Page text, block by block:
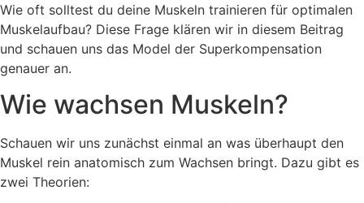
Wie oft solltest du deine Muskeln trainieren für optimalen
Muskelaufbau? Diese Frage klären wir in diesem Beitrag
und schauen uns das Model der Superkompensation
genauer an.
Wie wachsen Muskeln?
Schauen wir uns zunächst einmal an was überhaupt den
Muskel rein anatomisch zum Wachsen bringt. Dazu gibt es
zwei Theorien: